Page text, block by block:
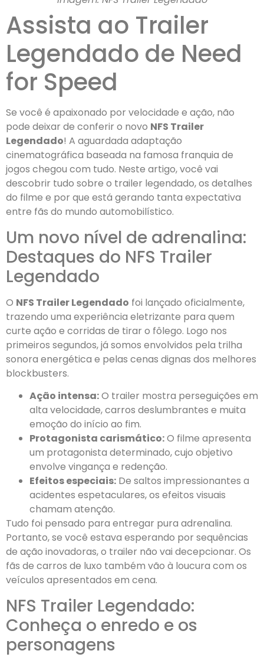
Assista ao Trailer
Legendado de Need
for Speed
Se você é apaixonado por velocidade e ação, não
pode deixar de conferir o novo NFS Trailer
Legendado! A aguardada adaptação
cinematográfica baseada na famosa franquia de
jogos chegou com tudo. Neste artigo, você vai
descobrir tudo sobre o trailer legendado, os detalhes
do filme e por que está gerando tanta expectativa
entre fãs do mundo automobilístico.
Um novo nível de adrenalina:
Destaques do NFS Trailer
Legendado
O NFS Trailer Legendado foi lançado oficialmente,
trazendo uma experiência eletrizante para quem
curte ação e corridas de tirar o fôlego. Logo nos
primeiros segundos, já somos envolvidos pela trilha
sonora energética e pelas cenas dignas dos melhores
blockbusters.
Ação intensa:O trailer mostra perseguições em
alta velocidade, carros deslumbrantes e muita
emoção do início ao fim.
Protagonista carismático:O filme apresenta
um protagonista determinado, cujo objetivo
envolve vingança e redenção.
Efeitos especiais: De saltos impressionantes a
acidentes espetaculares, os efeitos visuais
chamam atenção.
Tudo foi pensado para entregar pura adrenalina.
Portanto, se você estava esperando por sequências
de ação inovadoras, o trailer não vai decepcionar. Os
fãs de carros de luxo também vão à loucura com os
veículos apresentados em cena.
NFS Trailer Legendado:
Conheça o enredo e os
personagens